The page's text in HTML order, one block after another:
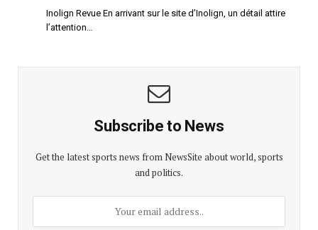
Inolign Revue En arrivant sur le site d’Inolign, un détail attire
l’attention…
Subscribe to News
Get the latest sports news from NewsSite about world, sports
and politics.